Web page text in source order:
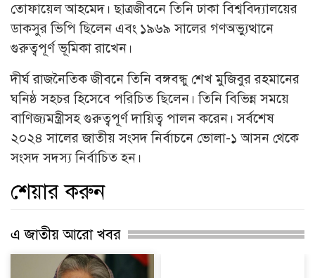
তোফায়েল আহমেদ। ছাত্রজীবনে তিনি ঢাকা বিশ্ববিদ্যালয়ের
ডাকসুর ভিপি ছিলেন এবং ১৯৬৯ সালের গণঅভ্যুত্থানে
গুরুত্বপূর্ণ ভূমিকা রাখেন।
দীর্ঘ রাজনৈতিক জীবনে তিনি বঙ্গবন্ধু শেখ মুজিবুর রহমানের
ঘনিষ্ঠ সহচর হিসেবে পরিচিত ছিলেন। তিনি বিভিন্ন সময়ে
বাণিজ্যমন্ত্রীসহ গুরুত্বপূর্ণ দায়িত্ব পালন করেন। সর্বশেষ
২০২৪ সালের জাতীয় সংসদ নির্বাচনে ভোলা-১ আসন থেকে
সংসদ সদস্য নির্বাচিত হন।
শেয়ার করুন
এ জাতীয় আরো খবর